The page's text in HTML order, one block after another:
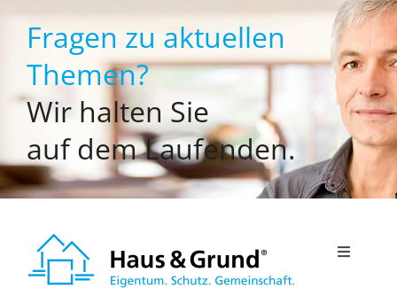
Inhalt
springenFragen zu aktuellen
Themen?
Wir halten Sie
auf dem Laufenden.
Toggle